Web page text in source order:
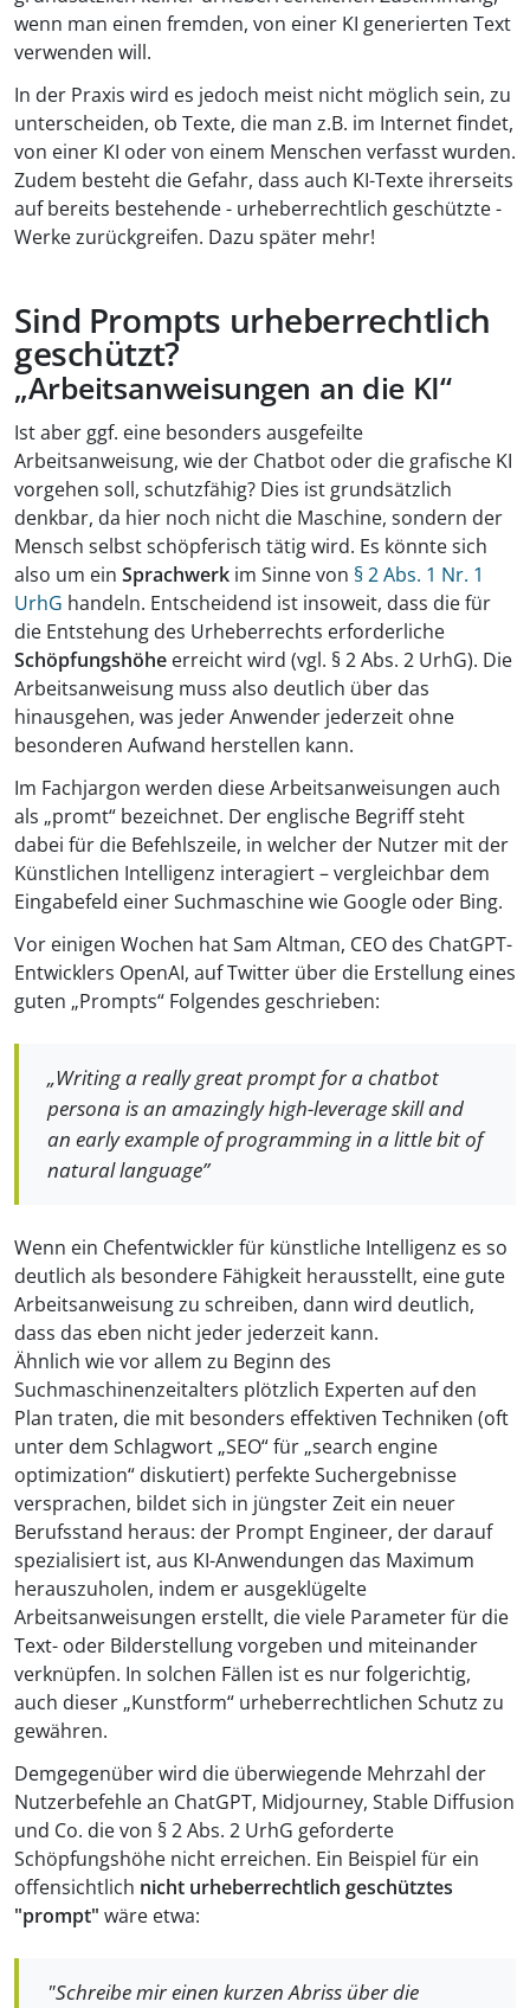
wenn man einen fremden, von einer KI generierten Text
verwenden will.
In der Praxis wird es jedoch meist nicht möglich sein, zu
unterscheiden, ob Texte, die man z.B. im Internet findet,
von einer KI oder von einem Menschen verfasst wurden.
Zudem besteht die Gefahr, dass auch KI-Texte ihrerseits
auf bereits bestehende - urheberrechtlich geschützte -
Werke zurückgreifen. Dazu später mehr!
Sind Prompts urheberrechtlich
geschützt?
„Arbeitsanweisungen an die KI“
Ist aber ggf. eine besonders ausgefeilte
Arbeitsanweisung, wie der Chatbot oder die grafische KI
vorgehen soll, schutzfähig? Dies ist grundsätzlich
denkbar, da hier noch nicht die Maschine, sondern der
Mensch selbst schöpferisch tätig wird. Es könnte sich
also um ein Sprachwerk im Sinne von § 2 Abs. 1 Nr. 1
UrhG handeln. Entscheidend ist insoweit, dass die für
die Entstehung des Urheberrechts erforderliche
Schöpfungshöhe erreicht wird (vgl. § 2 Abs. 2 UrhG). Die
Arbeitsanweisung muss also deutlich über das
hinausgehen, was jeder Anwender jederzeit ohne
besonderen Aufwand herstellen kann.
Im Fachjargon werden diese Arbeitsanweisungen auch
als „promt“ bezeichnet. Der englische Begriff steht
dabei für die Befehlszeile, in welcher der Nutzer mit der
Künstlichen Intelligenz interagiert – vergleichbar dem
Eingabefeld einer Suchmaschine wie Google oder Bing.
Vor einigen Wochen hat Sam Altman, CEO des ChatGPT-
Entwicklers OpenAI, auf Twitter über die Erstellung eines
guten „Prompts“ Folgendes geschrieben:
„Writing a really great prompt for a chatbot
persona is an amazingly high-leverage skill and
an early example of programming in a little bit of
natural language”
Wenn ein Chefentwickler für künstliche Intelligenz es so
deutlich als besondere Fähigkeit herausstellt, eine gute
Arbeitsanweisung zu schreiben, dann wird deutlich,
dass das eben nicht jeder jederzeit kann.
Ähnlich wie vor allem zu Beginn des
Suchmaschinenzeitalters plötzlich Experten auf den
Plan traten, die mit besonders effektiven Techniken (oft
unter dem Schlagwort „SEO“ für „search engine
optimization“ diskutiert) perfekte Suchergebnisse
versprachen, bildet sich in jüngster Zeit ein neuer
Berufsstand heraus: der Prompt Engineer, der darauf
spezialisiert ist, aus KI-Anwendungen das Maximum
herauszuholen, indem er ausgeklügelte
Arbeitsanweisungen erstellt, die viele Parameter für die
Text- oder Bilderstellung vorgeben und miteinander
verknüpfen. In solchen Fällen ist es nur folgerichtig,
auch dieser „Kunstform“ urheberrechtlichen Schutz zu
gewähren.
Demgegenüber wird die überwiegende Mehrzahl der
Nutzerbefehle an ChatGPT, Midjourney, Stable Diffusion
und Co. die von § 2 Abs. 2 UrhG geforderte
Schöpfungshöhe nicht erreichen. Ein Beispiel für ein
offensichtlich nicht urheberrechtlich geschütztes
"prompt" wäre etwa:
"Schreibe mir einen kurzen Abriss über die